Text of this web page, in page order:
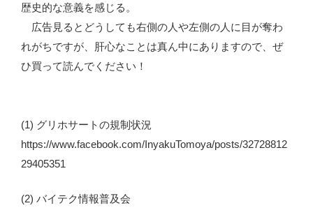
歴史的な意義を感じる。
広告見るとどうしても右側の人や左側の人に目が奪わ
れがちですが、肝心なことは真ん中にありますので、ぜ
ひ買って読んでください！
(1) グリホサートの規制状況
https://www.facebook.com/InyakuTomoya/posts/32728812
29405351
(2) バイテク情報普及会